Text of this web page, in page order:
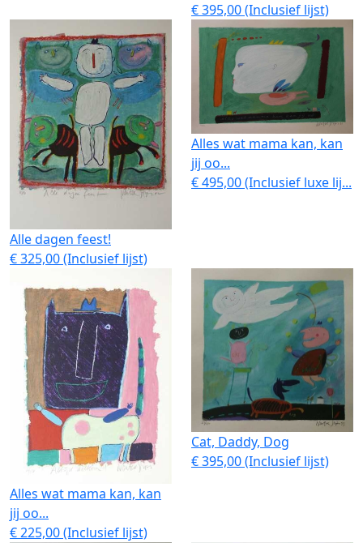
€ 395,00 (Inclusief lijst)
Alle dagen feest!
€ 325,00 (Inclusief lijst)
Alles wat mama kan, kan
jij oo...
€ 495,00 (Inclusief luxe lij...
Alles wat mama kan, kan
jij oo...
€ 225,00 (Inclusief lijst)
Cat, Daddy, Dog
€ 395,00 (Inclusief lijst)